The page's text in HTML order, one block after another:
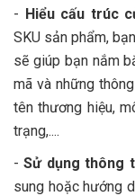
- Hiểu cấu trúc
SKU sản phẩm,
sẽ giúp bạn nắm
mã và những
tên thương hiệu,
trạng,....
-Sử dụng thông
sung hoặc hướng